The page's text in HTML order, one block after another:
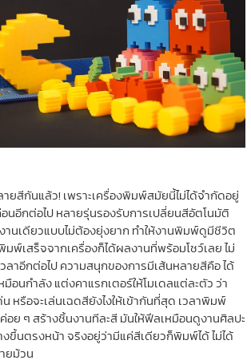
ยสีกันแล้ว! เพราะเครื่องพิมพ์สมัยนี้ไม่ได้จำกัดอยู่
นอีกต่อไป หลายรุ่นรองรับการเปลี่ยนสีอัตโนมัติ
านเดียวแบบไม่ต้องยุ่งยาก ทำให้งานพิมพ์ดูมีชีวิต
พ์เสร็จจากเครื่องก็ได้ผลงานที่พร้อมโชว์เลย ไม่
ลาอีกต่อไป ความสนุกของการมีเส้นหลายสีคือ ได้
มือนกำลัง แต่งคาแรกเตอร์ให้โมเดลแต่ละตัว ว่า
หรือจะเล่นเฉดสียังไงให้เข้ากันที่สุด เวลาพิมพ์
อย ๆ สร้างชิ้นงานทีละสี มันให้ฟีลเหมือนดูงานศิลปะ
งขึ้นตรงหน้า จริงอยู่ว่ามีแค่สีเดียวก็พิมพ์ได้ ไม่ได้
ยม้วน